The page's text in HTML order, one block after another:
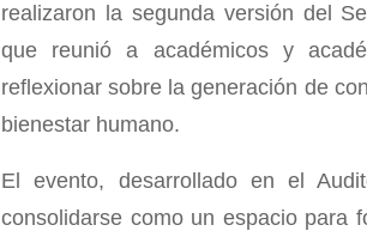
realizaron la segunda versión del
que reunió a académicos y
reflexionar sobre la generación de
bienestar humano.
El evento, desarrollado en el
consolidarse como un espacio para